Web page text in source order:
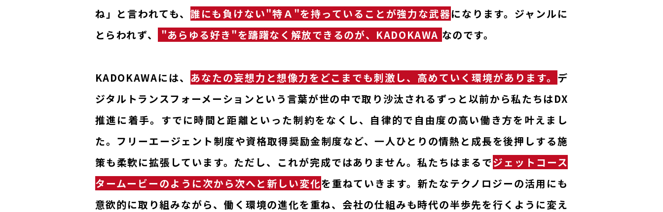
ね」と言われても、 誰にも負けない"特Ａ"を持っていることが強力な武器になります。ジャンルに
とらわれず、
"あらゆる好き"を躊躇なく解放できるのが、KADOKAWA なのです。
KADOKAWAには、 あなたの妄想力と想像力をどこまでも刺激し、高めていく環境があります。 デ
ジタルトランスフォーメーションという言葉が世の中で取り沙汰されるずっと以前から私たちはDX
推進に着手。すでに時間と距離といった制約をなくし、自律的で自由度の高い働き方を叶えまし
た。フリーエージェント制度や資格取得奨励金制度など、一人ひとりの情熱と成長を後押しする施
策も柔軟に拡張しています。ただし、これが完成ではありません。私たちはまるでジェットコース
タームービーのように次から次へと新しい変化を重ねていきます。新たなテクノロジーの活用にも
意欲的に取り組みながら、働く環境の進化を重ね、会社の仕組みも時代の半歩先を行くように変え